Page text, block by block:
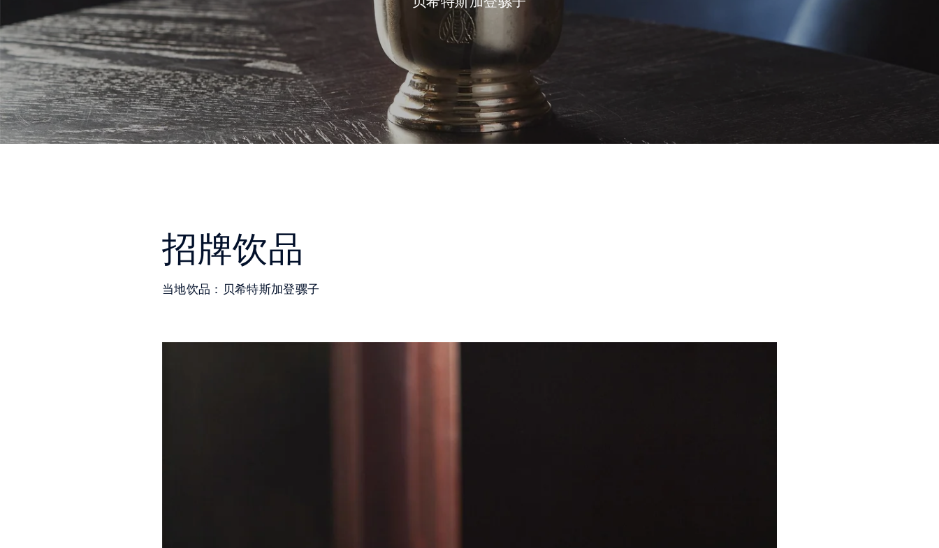
招牌饮品
当地饮品：贝希特斯加登骡子